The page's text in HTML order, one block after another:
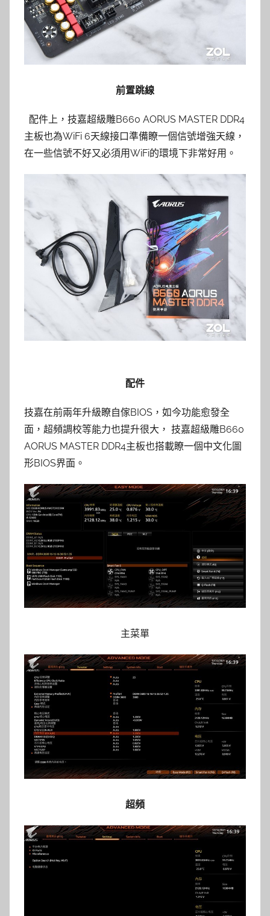
前置跳線
配件上，技嘉超級雕B660 AORUS MASTER DDR4
主板也為WiFi 6天線接口準備瞭一個信號增強天線，
在一些信號不好又必須用WiFi的環境下非常好用。
配件
技嘉在前兩年升級瞭自傢BIOS，如今功能愈發全
面，超頻調校等能力也提升很大， 技嘉超級雕B660
AORUS MASTER DDR4主板也搭載瞭一個中文化圖
形BIOS界面。
主菜單
超頻